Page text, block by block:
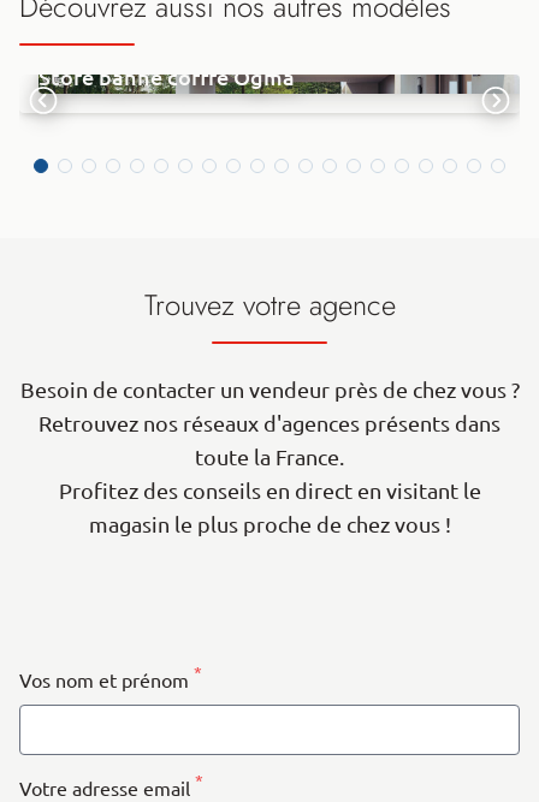
Store banne coffre Ogma
Trouvez votre agence
Besoin de contacter un vendeur près de chez vous ?
Retrouvez nos réseaux d'agences présents dans
toute la France.
Profitez des conseils en direct en visitant le
magasin le plus proche de chez vous !
Vos nom et prénom *
Votre adresse email *